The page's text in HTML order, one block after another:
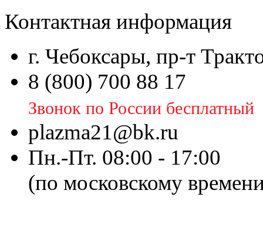
Контактная информация
г. Чебоксары, пр-т
8 (800) 700 88 17
Звонок по России бесплатный
plazma21@bk.ru
Пн.-Пт. 08:00 - 17:00
(по московскому